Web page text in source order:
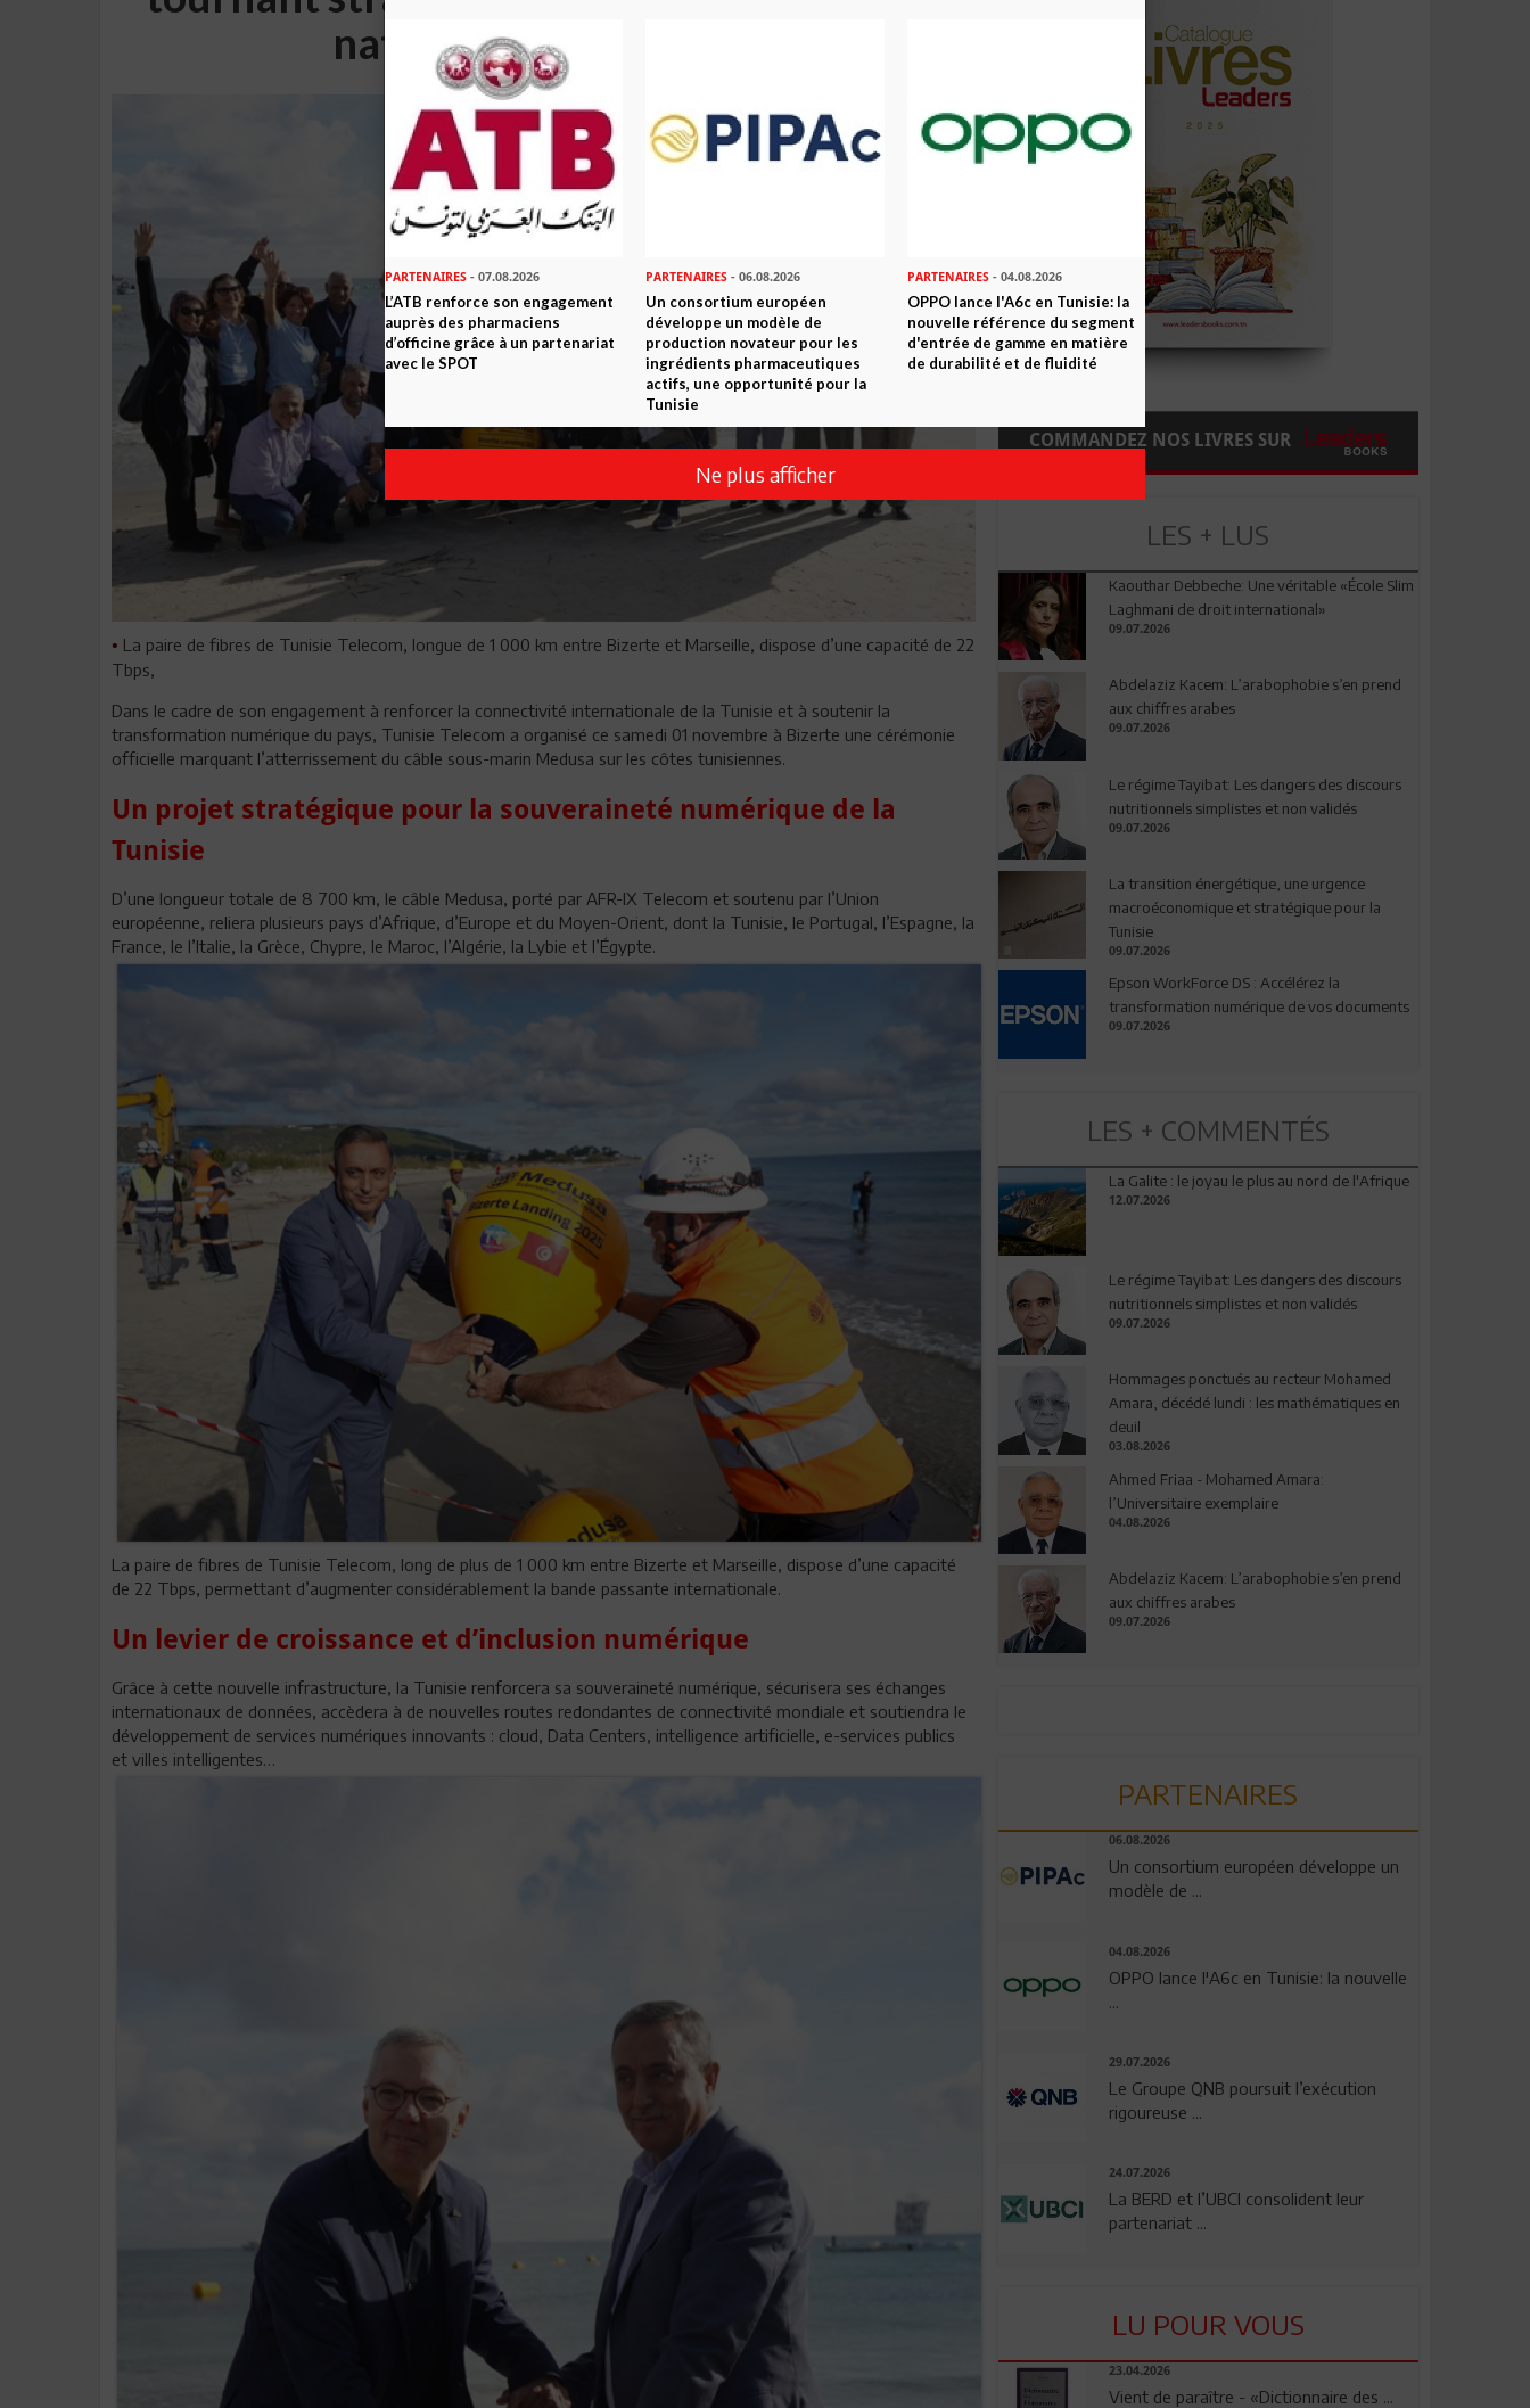
nationale et régionale
• La paire de fibres de Tunisie Telecom, longue de 1 000 km entre Bizerte et Marseille, dispose d’une capacité de 22
Tbps,
Dans le cadre de son engagement à renforcer la connectivité internationale de la Tunisie et à soutenir la
transformation numérique du pays, Tunisie Telecom a organisé ce samedi 01 novembre à Bizerte une cérémonie
officielle marquant l’atterrissement du câble sous-marin Medusa sur les côtes tunisiennes.
Un projet stratégique pour la souveraineté numérique de la
Tunisie
D’une longueur totale de 8 700 km, le câble Medusa, porté par AFR-IX Telecom et soutenu par l’Union
européenne, reliera plusieurs pays d’Afrique, d’Europe et du Moyen-Orient, dont la Tunisie, le Portugal, l’Espagne, la
France, le l’Italie, la Grèce, Chypre, le Maroc, l’Algérie, la Lybie et l’Égypte.
La paire de fibres de Tunisie Telecom, long de plus de 1 000 km entre Bizerte et Marseille, dispose d’une capacité
de 22 Tbps, permettant d’augmenter considérablement la bande passante internationale.
Un levier de croissance et d’inclusion numérique
Grâce à cette nouvelle infrastructure, la Tunisie renforcera sa souveraineté numérique, sécurisera ses échanges
internationaux de données, accèdera à de nouvelles routes redondantes de connectivité mondiale et soutiendra le
développement de services numériques innovants : cloud, Data Centers, intelligence artificielle, e-services publics
et villes intelligentes…
COMMANDEZ NOS LIVRES SUR
LES + LUS
Kaouthar Debbeche: Une véritable «École Slim
Laghmani de droit international»
09.07.2026
Abdelaziz Kacem: L’arabophobie s’en prend
aux chiffres arabes
09.07.2026
Le régime Tayibat: Les dangers des discours
nutritionnels simplistes et non validés
09.07.2026
La transition énergétique, une urgence
macroéconomique et stratégique pour la
Tunisie
09.07.2026
Epson WorkForce DS : Accélérez la
transformation numérique de vos documents
09.07.2026
LES + COMMENTÉS
La Galite : le joyau le plus au nord de l'Afrique
12.07.2026
Le régime Tayibat: Les dangers des discours
nutritionnels simplistes et non validés
09.07.2026
Hommages ponctués au recteur Mohamed
Amara, décédé lundi : les mathématiques en
deuil
03.08.2026
Ahmed Friaa - Mohamed Amara:
l’Universitaire exemplaire
04.08.2026
Abdelaziz Kacem: L’arabophobie s’en prend
aux chiffres arabes
09.07.2026
PARTENAIRES
06.08.2026
Un consortium européen développe un
modèle de ...
04.08.2026
OPPO lance l'A6c en Tunisie: la nouvelle
...
29.07.2026
Le Groupe QNB poursuit l’exécution
rigoureuse ...
24.07.2026
La BERD et l’UBCI consolident leur
partenariat ...
LU POUR VOUS
23.04.2026
Vient de paraître - «Dictionnaire des ...
PARTENAIRES - 07.08.2026
L’ATB renforce son engagement
auprès des pharmaciens
d’officine grâce à un partenariat
avec le SPOT
PARTENAIRES - 06.08.2026
Un consortium européen
développe un modèle de
production novateur pour les
ingrédients pharmaceutiques
actifs, une opportunité pour la
Tunisie
PARTENAIRES- 04.08.2026
OPPO lance l'A6c en Tunisie: la
nouvelle référence du segment
d'entrée de gamme en matière
de durabilité et de fluidité
Ne plus afficher